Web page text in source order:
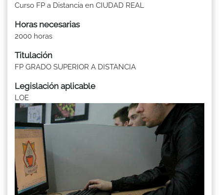
Curso FP a Distancia en CIUDAD REAL
Horas necesarias
2000 horas
Titulación
FP GRADO SUPERIOR A DISTANCIA
Legislación aplicable
LOE